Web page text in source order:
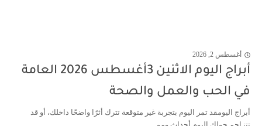
أغسطس 2, 2026
أبراج اليوم الاثنين 3أغسطس 2026 العامة
في الحب والعمل والصحة
أبراج اليومقد تمر اليوم بتجربة غير متوقعة تترك أثرًا واضحًا داخلك، أو قد